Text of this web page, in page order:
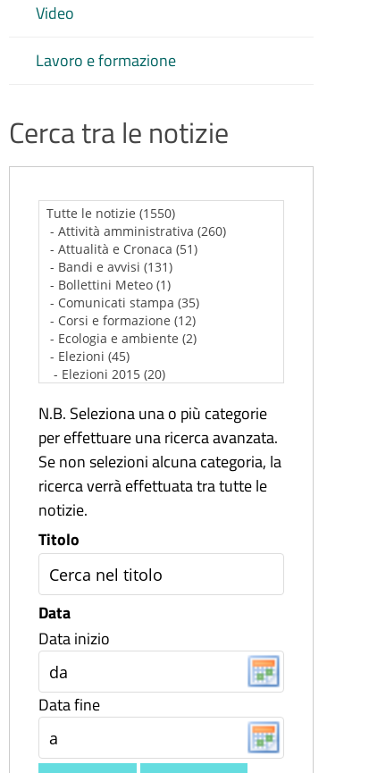
Video
Lavoro e formazione
Cerca tra le notizie
N.B. Seleziona una o più categorie
per effettuare una ricerca avanzata.
Se non selezioni alcuna categoria, la
ricerca verrà effettuata tra tutte le
notizie.
Titolo
Data
Data inizio
Data fine